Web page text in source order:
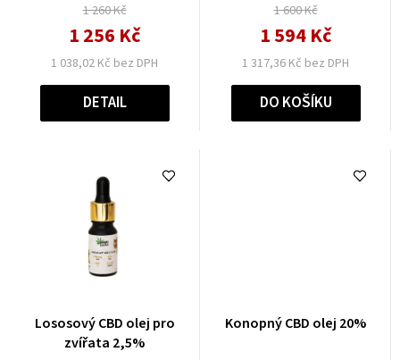
1 260 Kč
1 038,02 Kč bez DPH
1 256 Kč
DETAIL
1 600 Kč
1 317,36 Kč bez DPH
1 594 Kč
DO KOŠÍKU
Lososový CBD olej pro
zvířata 2,5%
Konopný CBD olej 20%